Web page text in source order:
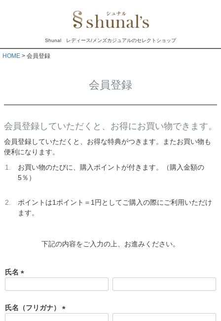
Shunal レディース/メンズカジュアルのセレクトショップ
HOME 会員登録
会員登録
会員登録していただくと、お得にお買い物できます。
会員登録していただくと、お得な特典がつきます。またお買い物も
便利になります。
お買い物のたびに、購入ポイントが付きます。（購入金額の
5％）
ポイントは1ポイント＝1円としてご購入の際にご利用いただけ
ます。
下記の内容をご入力の上、お進みください。
氏名
須
)
氏名（フリガナ）